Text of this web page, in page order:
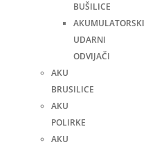
BUŠILICE
AKUMULATORSKI
UDARNI
ODVIJAČI
AKU
BRUSILICE
AKU
POLIRKE
AKU